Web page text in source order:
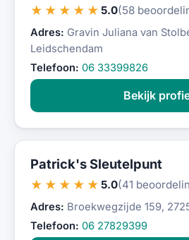
★★★★★ 5.0(58
Adres: Gravin Juliana van
Leidschendam
Telefoon: 06 33399826
Bekijk
Patrick's Sleutelpunt
★★★★★ 5.0(41
Adres: Broekwegzijde 159,
Telefoon: 06 27829399